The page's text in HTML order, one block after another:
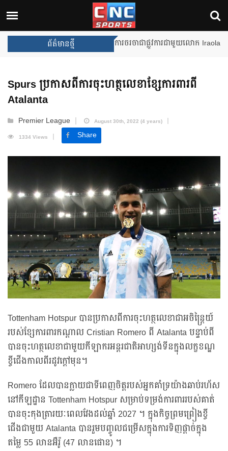
ព័ត៌មានថ្មី Unai Emery សន្យាថានឹងឈ្នះពាន
Spurs ប្រកាសពីការចុះហត្ថលេខាខ្សែការពារពី
Atalanta
Premier League
August 30th, 2022 (4 years)
1334 Views
Share
Tottenham Hotspur បានប្រកាសពីការចុះហត្ថលេខាជាអចិន្ត្រៃយ៍
របស់ខ្សែការពារកណ្តាល Cristian Romero ពី Atalanta បន្ទាប់ពី
បានចុះហត្ថលេខាជាមួយកីឡាករអន្តរជាតិអាហ្សង់ទីនក្នុងលក្ខខណ្ឌ
ខ្ចីជើងកាលពីរដូវក្តៅមុន។
Romero ដែលបានក្លាយជាទីពេញចិត្តរបស់អ្នកគាំទ្រយ៉ាងឆាប់រហ័ស
នៅកីឡដ្ឋាន Tottenham Hotspur សម្រាប់ទម្រង់ការពាររបស់គាត់
បានចុះកុងត្រារយៈពេលវែងដល់ឆ្នាំ 2027 ។ ក្នុងកិច្ចព្រមព្រៀងខ្ចី
ជើងជាមួយ Atalanta បានរួមបញ្ចូលជម្រើសក្នុងការទិញផ្ដាច់ក្នុង
តម្លៃ 55 លានអឺរ៉ូ (47 លានផោន) ។